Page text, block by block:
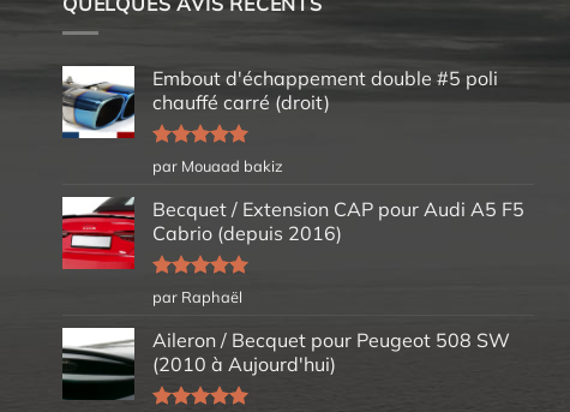
Embout d'échappement double #5 poli
chauffé carré (droit)
Note5sur
5
par Mouaad bakiz
Becquet / Extension CAP pour Audi A5 F5
Cabrio (depuis 2016)
Note5sur
5
par Raphaël
Aileron / Becquet pour Peugeot 508 SW
(2010 à Aujourd'hui)